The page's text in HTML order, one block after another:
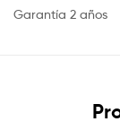
Garantía 2 años